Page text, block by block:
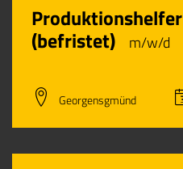
(befristet) m/w/d
Georgensgmünd